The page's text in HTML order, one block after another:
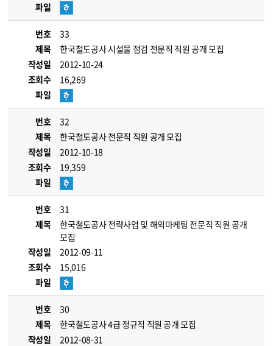
파일
번호
33
제목
한국철도공사 시설물 점검 전문직 직원 공개 모집
작성일
2012-10-24
조회수
16,269
파일
번호
32
제목
한국철도공사 전문직 직원 공개 모집
작성일
2012-10-18
조회수
19,359
파일
번호
31
제목
한국철도공사 전략사업 및 해외마케팅 전문직 직원 공개
모집
작성일
2012-09-11
조회수
15,016
파일
번호
30
제목
한국철도공사 4급 정규직 직원 공개 모집
작성일
2012-08-31